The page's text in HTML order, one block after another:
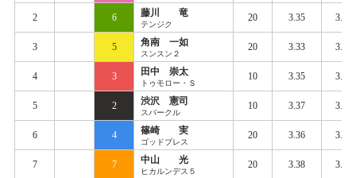
2 6 藤川 竜
テンジク
20 3.35 3.429
3 5 角南 一如
スンスン２
20 3.33 3.433
4 3 田中 崇太
トゥモロー・Ｓ
10 3.35 3.453
5 2 渋沢 憲司
スパークル
10 3.37 3.460
6 4 篠崎 実
ゴッドブレス
20 3.36 3.458
7 7 中山 光
ヒカルンデス５
20 3.38 3.462